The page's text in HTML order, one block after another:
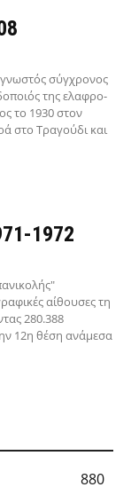
σύγχρονος
της ελαφρο-
το 1930 στον
στο Τραγούδι και
1972
αίθουσες τη
280.388
12η θέση ανάμεσα
880